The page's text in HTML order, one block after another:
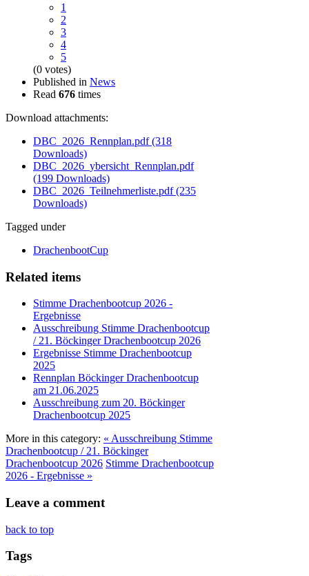
1
2
3
4
5
(0 votes)
Published in News
Read 676 times
Download attachments:
DBC_2026_Rennplan.pdf(318
Downloads)
DBC_2026_ybersicht_Rennplan.pdf
(199 Downloads)
DBC_2026_Teilnehmerliste.pdf(235
Downloads)
Tagged under
DrachenbootCup
Related items
Stimme Drachenbootcup 2026 -
Ergebnisse
Ausschreibung Stimme Drachenbootcup
/ 21. Böckinger Drachenbootcup 2026
Ergebnisse Stimme Drachenbootcup
2025
Rennplan Böckinger Drachenbootcup
am 21.06.2025
Ausschreibung zum 20. Böckinger
Drachenbootcup 2025
More in this category: « Ausschreibung Stimme
Drachenbootcup / 21. Böckinger
Drachenbootcup 2026 Stimme Drachenbootcup
2026 - Ergebnisse »
Leave a comment
back to top
Tags